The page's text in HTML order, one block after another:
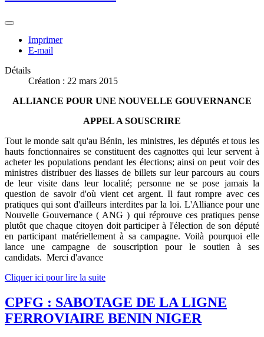
Imprimer
E-mail
Détails
Création : 22 mars 2015
ALLIANCE POUR UNE NOUVELLE GOUVERNANCE
APPEL A SOUSCRIRE
Tout le monde sait qu'au Bénin, les ministres, les députés et tous les
hauts fonctionnaires se constituent des cagnottes qui leur servent à
acheter les populations pendant les élections; ainsi on peut voir des
ministres distribuer des liasses de billets sur leur parcours au cours
de leur visite dans leur localité; personne ne se pose jamais la
question de savoir d'où vient cet argent. Il faut rompre avec ces
pratiques qui sont d'ailleurs interdites par la loi. L'Alliance pour une
Nouvelle Gouvernance ( ANG ) qui réprouve ces pratiques pense
plutôt que chaque citoyen doit participer à l'élection de son député
en participant matériellement à sa campagne. Voilà pourquoi elle
lance une campagne de souscription pour le soutien à ses
candidats. Merci d'avance
Cliquer ici pour lire la suite
CPFG : SABOTAGE DE LA LIGNE
FERROVIAIRE BENIN NIGER